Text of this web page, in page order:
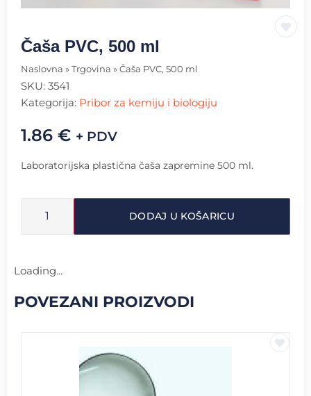
Čaša PVC, 500 ml
Naslovna » Trgovina » Čaša PVC, 500 ml
SKU: 3541
Kategorija: Pribor za kemiju i biologiju
1.86 € + PDV
Laboratorijska plastična čaša zapremine 500 ml.
DODAJ U KOŠARICU
Loading...
POVEZANI PROIZVODI